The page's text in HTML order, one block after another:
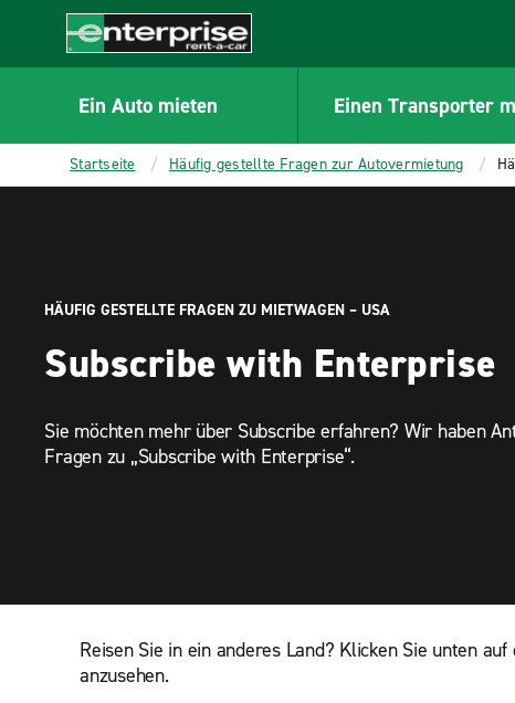
CONTENT
Enterprise
Ein Auto mieten Einen Transporter
Startseite Häufig gestellte Fragen zur Autovermietung
HÄUFIG GESTELLTE FRAGEN ZU MIETWAGEN – USA
Subscribe with Enterprise
Sie möchten mehr über Subscribe erfahren? Wir haben
Fragen zu „Subscribe with Enterprise“.
Reisen Sie in ein anderes Land? Klicken Sie unten
anzusehen.